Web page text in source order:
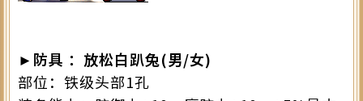
►防具 ：放松白趴兔(男/女)
部位：铁级头部1孔